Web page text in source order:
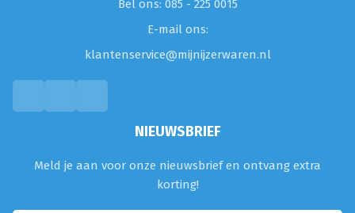
Bel ons: 085 - 225 0015
E-mail ons:
klantenservice@mijnijzerwaren.nl
NIEUWSBRIEF
Meld je aan voor onze nieuwsbrief en ontvang extra
korting!